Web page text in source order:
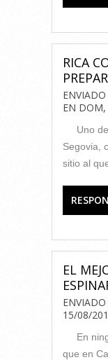
RICA
ENVIADO
EN
Uno
Segovia,
sitio al
EL
ENVIADO
15/08/
En
que en